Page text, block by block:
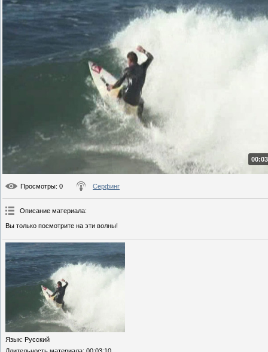
Просмотры: 0 Серфинг
Описание материала:
Вы только посмотрите на эти волны!
Язык: Русский